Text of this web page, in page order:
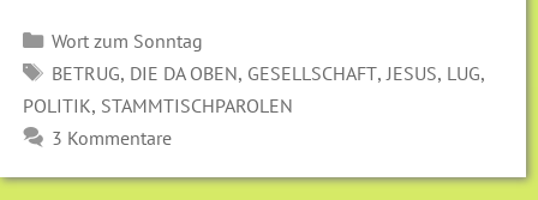
Kategorien
Wort zum Sonntag
SCHLAGWÖRTER
BETRUG, DIE DA OBEN, GESELLSCHAFT,JESUS, LUG,
POLITIK, STAMMTISCHPAROLEN
3 Kommentare